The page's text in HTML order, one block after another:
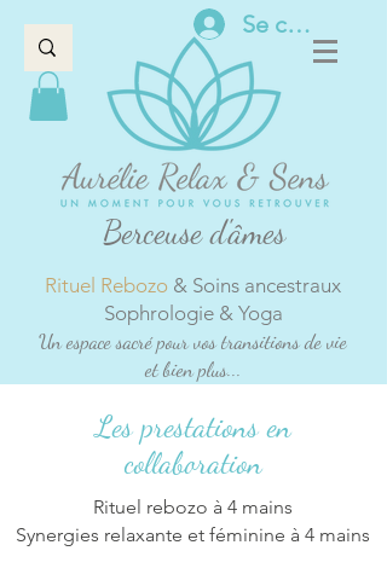
Se connecter
Berceuse d'âmes
Rituel Rebozo & Soins ancestraux
Sophrologie & Yoga
Un espace sacré pour vos transitions de vie
et bien plus...
Les prestations en
collaboration
Rituel rebozo à 4 mains
Synergies relaxante et féminine à 4 mains